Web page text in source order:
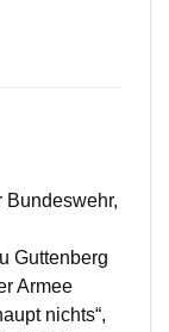
Bundeswehr,
Guttenberg
Armee
nichts“,